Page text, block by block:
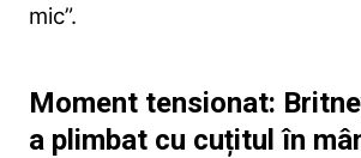
mic”.
Moment tensionat:
a plimbat cu cuțitul în